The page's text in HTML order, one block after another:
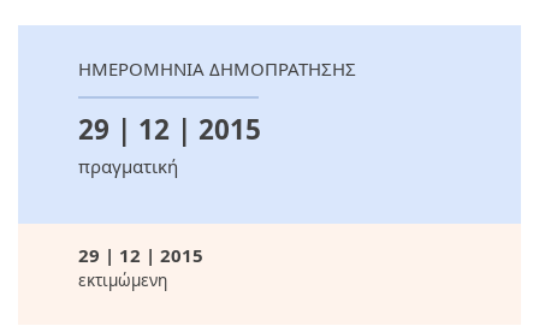
ΗΜΕΡΟΜΗΝΙΑ ΔΗΜΟΠΡΑΤΗΣΗΣ
29 | 12 | 2015
πραγματική
29 | 12 | 2015
εκτιμώμενη